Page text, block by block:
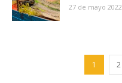
27 de mayo 2022
1 2